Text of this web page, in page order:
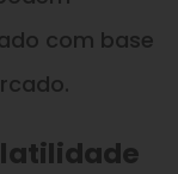
com base